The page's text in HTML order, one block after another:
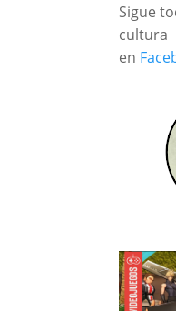
Sigue
en